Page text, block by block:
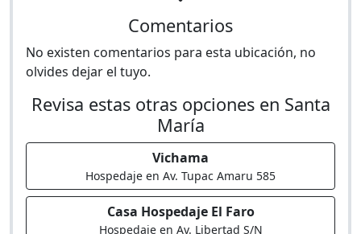
Comentarios
No existen comentarios para esta ubicación, no
olvides dejar el tuyo.
Revisa estas otras opciones en Santa
María
Vichama
Hospedaje en Av. Tupac Amaru 585
Casa Hospedaje El Faro
Hospedaje en Av. Libertad S/N